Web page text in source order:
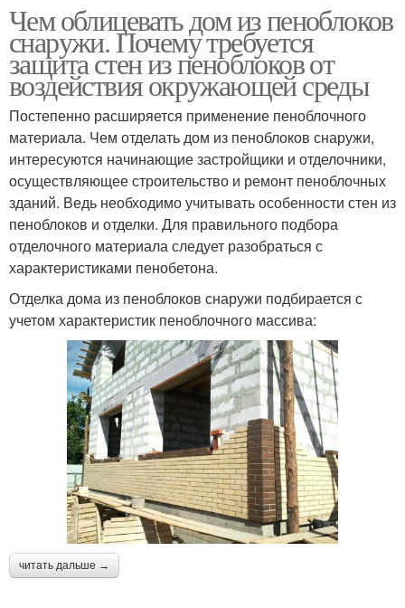
Чем облицевать дом из пеноблоков
снаружи. Почему требуется
защита стен из пеноблоков от
воздействия окружающей среды
Постепенно расширяется применение пеноблочного
материала. Чем отделать дом из пеноблоков снаружи,
интересуются начинающие застройщики и отделочники,
осуществляющее строительство и ремонт пеноблочных
зданий. Ведь необходимо учитывать особенности стен из
пеноблоков и отделки. Для правильного подбора
отделочного материала следует разобраться с
характеристиками пенобетона.
Отделка дома из пеноблоков снаружи подбирается с
учетом характеристик пеноблочного массива:
читать дальше →